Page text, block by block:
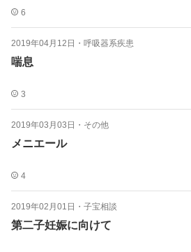
6
2019年04月12日 ・ 呼吸器系疾患
喘息
3
2019年03月03日 ・ その他
メニエール
4
2019年02月01日 ・ 子宝相談
第二子妊娠に向けて